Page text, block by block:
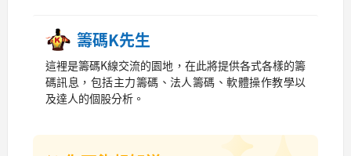
籌碼K先生
這裡是籌碼K線交流的園地，在此將提供各式各樣的籌
碼訊息，包括主力籌碼、法人籌碼、軟體操作教學以
及達人的個股分析。